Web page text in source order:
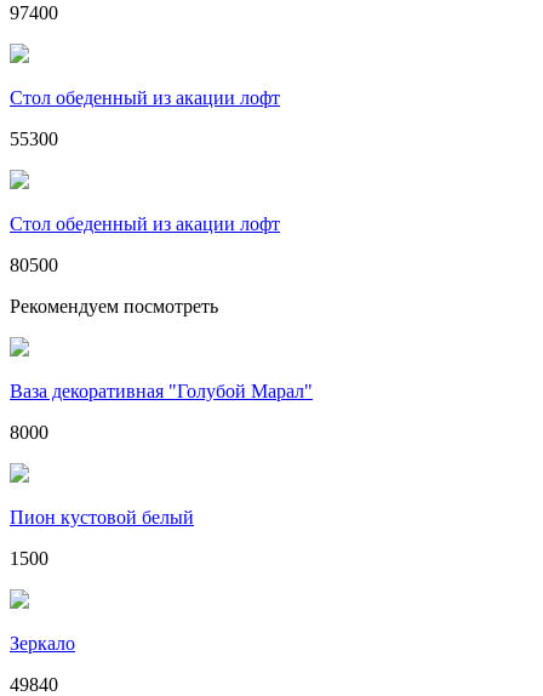
97400
Стол обеденный из акации лофт
55300
Стол обеденный из акации лофт
80500
Рекомендуем посмотреть
Ваза декоративная "Голубой Марал"
8000
Пион кустовой белый
1500
Зеркало
49840